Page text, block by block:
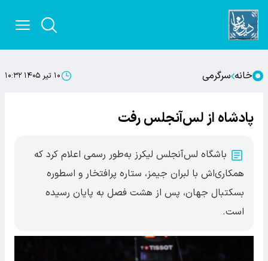
خانه سرگرمی ۱۰ تیر ۱۴۰۵ ۱۰:۳۲
پادشاه از لس‌آنجلس رفت
باشگاه لس‌آنجلس لیکرز به‌طور رسمی اعلام کرد که
همکاری‌اش با لبران جیمز، ستاره پرافتخار و اسطوره
بسکتبال جهان، پس از هشت فصل به پایان رسیده
است.